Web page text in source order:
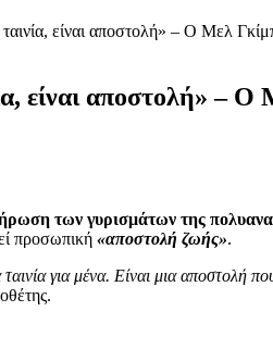
ταινία, είναι αποστολή» – Ο Μελ
είναι αποστολή» –
των γυρισμάτων της
προσωπική «αποστολή ζωής».
για μένα. Είναι μια